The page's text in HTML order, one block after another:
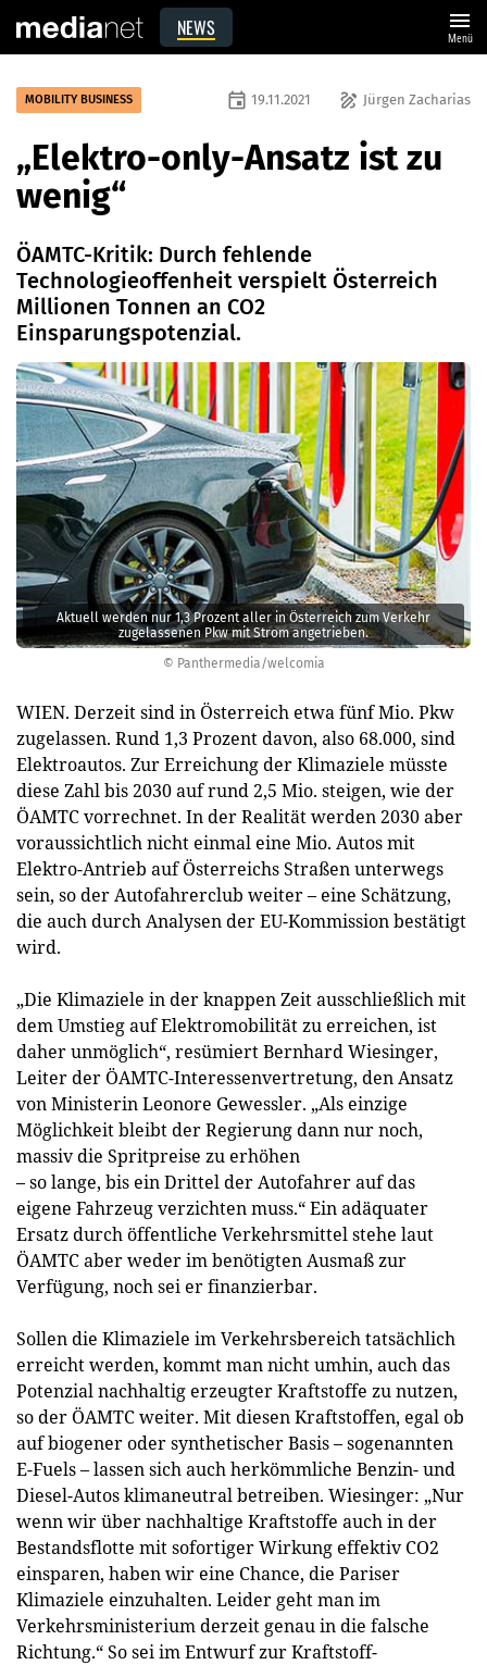
NEWS menu
Menü
© Panthermedia/welcomia
Aktuell werden nur 1,3 Prozent aller in Österreich zum Verkehr
zugelassenen Pkw mit Strom angetrieben.
MOBILITY BUSINESS draw Jürgen Zacharias
event 19.11.2021
„Elektro-only-Ansatz ist zu
wenig“
ÖAMTC-Kritik: Durch fehlende
Technologieoffenheit verspielt Österreich
Millionen Tonnen an CO2
Einsparungspotenzial.
WIEN. Derzeit sind in Österreich etwa fünf Mio. Pkw
zugelassen. Rund 1,3 Prozent davon, also 68.000, sind
Elektroautos. Zur Erreichung der Klimaziele müsste
diese Zahl bis 2030 auf rund 2,5 Mio. steigen, wie der
ÖAMTC vorrechnet. In der Realität werden 2030 aber
voraussichtlich nicht einmal eine Mio. Autos mit
Elektro-Antrieb auf Österreichs Straßen unterwegs
sein, so der Autofahrerclub weiter – eine Schätzung,
die auch durch Analysen der EU-Kommission bestätigt
wird.
„Die Klimaziele in der knappen Zeit ausschließlich mit
dem Umstieg auf Elektromobilität zu erreichen, ist
daher unmöglich“, resümiert Bernhard Wiesinger,
Leiter der ÖAMTC-Interessenvertretung, den Ansatz
von Ministerin Leonore Gewessler. „Als einzige
Möglichkeit bleibt der Regierung dann nur noch,
massiv die Spritpreise zu erhöhen
– so lange, bis ein Drittel der Autofahrer auf das
eigene Fahrzeug verzichten muss.“ Ein adäquater
Ersatz durch öffentliche Verkehrsmittel stehe laut
ÖAMTC aber weder im benötigten Ausmaß zur
Verfügung, noch sei er finanzierbar.
Sollen die Klimaziele im Verkehrsbereich tatsächlich
erreicht werden, kommt man nicht umhin, auch das
Potenzial nachhaltig erzeugter Kraftstoffe zu nutzen,
so der ÖAMTC weiter. Mit diesen Kraftstoffen, egal ob
auf biogener oder synthetischer Basis – sogenannten
E-Fuels – lassen sich auch herkömmliche Benzin- und
Diesel-Autos klimaneutral betreiben. Wiesinger: „Nur
wenn wir über nachhaltige Kraftstoffe auch in der
Bestandsflotte mit sofortiger Wirkung effektiv CO2
einsparen, haben wir eine Chance, die Pariser
Klimaziele einzuhalten. Leider geht man im
Verkehrsministerium derzeit genau in die falsche
Richtung.“ So sei im Entwurf zur Kraftstoff-